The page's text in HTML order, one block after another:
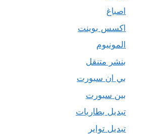
اصباغ
اكسس بوينت
المونيوم
بنشر متنقل
بي ان سبورت
بين سبورت
تبديل بطاريات
تبديل تواير